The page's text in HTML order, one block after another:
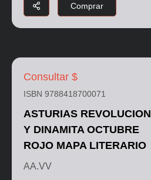
Comprar
Consultar $
ISBN 9788418700071
ASTURIAS REVOLUCION
Y DINAMITA OCTUBRE
ROJO MAPA LITERARIO
AA.VV